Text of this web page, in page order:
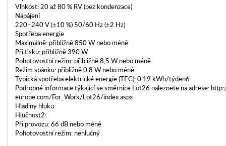
Vlhkost: 20 až 80 % RV (bez kondenzace)
Napájení
220–240 V (±10 %) 50/60 Hz (±2 Hz)
Spotřeba energie
Maximálně: přibližně 850 W nebo méně
Při tisku: přibližně 390 W
Pohotovostní režim: přibližně 8,5 W nebo méně
Režim spánku: přibližně 0,8 W nebo méně
Typická spotřeba elektrické energie (TEC): 0,19 kWh/týden6
Podrobné informace týkající se směrnice Lot26 naleznete na adrese:
europe.com/For_Work/Lot26/index.aspx
Hladiny hluku
Hlučnost2:
Při provozu: 66 dB nebo méně
Pohotovostní režim: nehlučný